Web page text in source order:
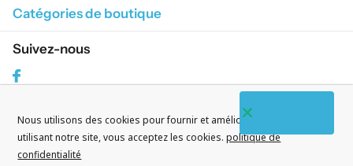
Catégories de boutique
Suivez-nous
S'abonner à nos courriels
Nous utilisons des cookies pour fournir et améliorer nos services. En
utilisant notre site, vous acceptez les cookies. politique de
confidentialité